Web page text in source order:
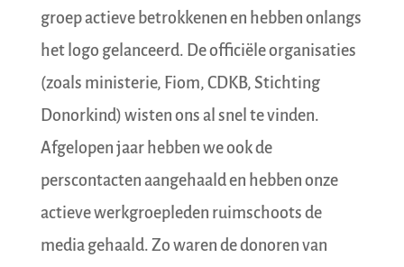
groep actieve betrokkenen en hebben onlangs
het logo gelanceerd. De officiële organisaties
(zoals ministerie, Fiom, CDKB, Stichting
Donorkind) wisten ons al snel te vinden.
Afgelopen jaar hebben we ook de
perscontacten aangehaald en hebben onze
actieve werkgroepleden ruimschoots de
media gehaald. Zo waren de donoren van